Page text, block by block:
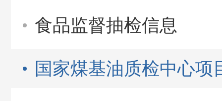
食品监督抽检信息
国家煤基油质检中心项